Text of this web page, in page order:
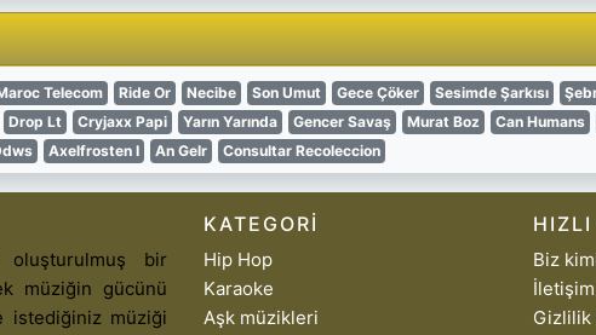
Telecom Ride Or Necibe Son Umut Gece Çöker Sesimde Şarkısı
Drop Lt Cryjaxx Papi Yarın Yarında Gencer Savaş Murat Boz Can Humans
Axelfrosten I An Gelr Consultar Recoleccion
bir
müziğin gücünü
istediğiniz müziği
KATEGORI
Hip Hop
Karaoke
Aşk müzikleri
HIZLI
Biz
İletişim
Gizlilik